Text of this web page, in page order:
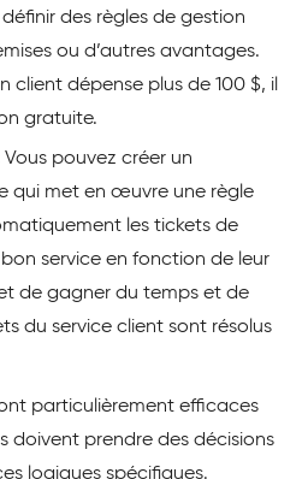
des règles de gestion
ou d’autres avantages.
client dépense plus de 100 $, il
gratuite.
Vous pouvez créer un
qui met en œuvre une règle
les tickets de
service en fonction de leur
de gagner du temps et de
du service client sont résolus
particulièrement efficaces
doivent prendre des décisions
logiques spécifiques.